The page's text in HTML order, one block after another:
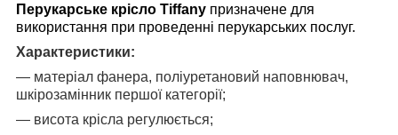
Перукарське крісло Tiffany призначене для
використання при проведенні перукарських послуг.
Характеристики:
― матеріал фанера, поліуретановий наповнювач,
шкірозамінник першої категорії;
― висота крісла регулюється;